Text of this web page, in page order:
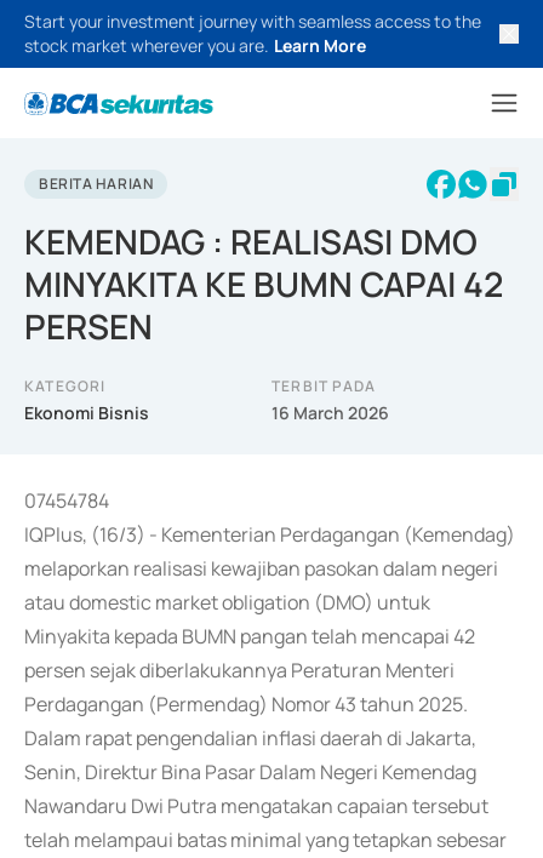
Start your investment journey with seamless access to the
stock market wherever you are. Learn More
BERITA HARIAN
KEMENDAG : REALISASI DMO
MINYAKITA KE BUMN CAPAI 42
PERSEN
KATEGORI
Ekonomi Bisnis
TERBIT PADA
16 March 2026
07454784
IQPlus, (16/3) - Kementerian Perdagangan (Kemendag)
melaporkan realisasi kewajiban pasokan dalam negeri
atau domestic market obligation (DMO) untuk
Minyakita kepada BUMN pangan telah mencapai 42
persen sejak diberlakukannya Peraturan Menteri
Perdagangan (Permendag) Nomor 43 tahun 2025.
Dalam rapat pengendalian inflasi daerah di Jakarta,
Senin, Direktur Bina Pasar Dalam Negeri Kemendag
Nawandaru Dwi Putra mengatakan capaian tersebut
telah melampaui batas minimal yang tetapkan sebesar